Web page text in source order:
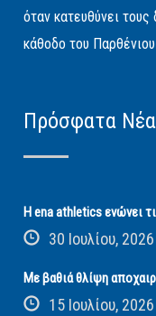
όταν κατευθύνει
κάθοδο του
Πρόσφατα Νέα
Η ena athletics ενώνει
30 Ιουλίου, 2026
Με βαθιά θλίψη
15 Ιουλίου, 2026